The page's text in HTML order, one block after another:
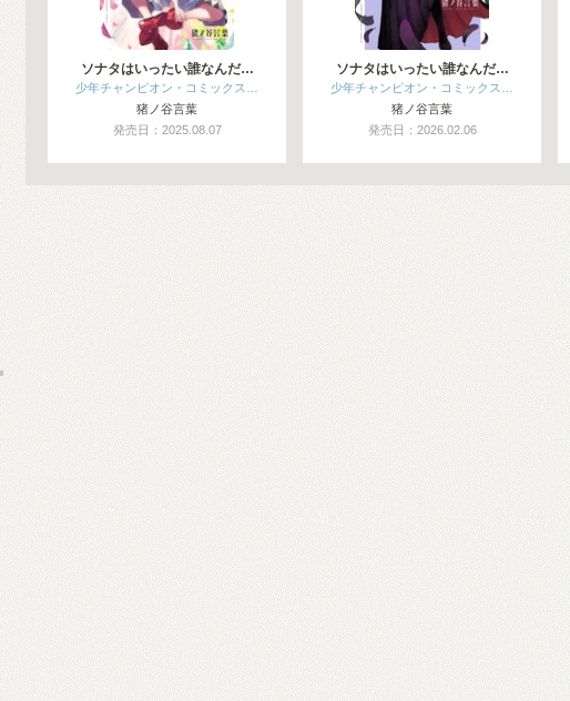
ソナタはいったい誰なんだ…
少年チャンピオン・コミックス…
猪ノ谷言葉
発売日：2025.08.07
ソナタはいったい誰なんだ…
少年チャンピオン・コミックス…
猪ノ谷言葉
発売日：2026.02.06